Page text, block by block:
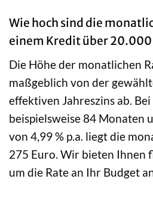
Wie hoch sind die
einem Kredit über 20.000
Die Höhe der monatlichen
maßgeblich von der
effektiven Jahreszins ab.
beispielsweise 84 Monaten
von 4,99 % p.a. liegt die
275 Euro. Wir bieten Ihnen
um die Rate an Ihr Budget